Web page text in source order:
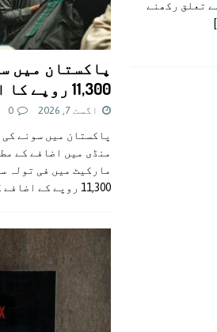
تعلق رکھنے
پاکستان میں
11,300 روپے کا اضافہ
اگست 7, 2026 0
پاکستان میں سونے
منڈی میں اضافے کے
مارکیٹ میں فی تولہ
11,300 روپے کے اضافے کے بعد 4 لاکھ 49